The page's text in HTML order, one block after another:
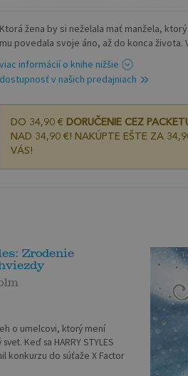
Ktorá žena by si neželala mať manžela,
mu povedala svoje áno, až do konca života.
viac informácií o knihe nižšie
dostupnosť v našich predajniach
DO 34,90 € DORUČENIE CEZ
NAD 34,90 €! NAKÚPTE EŠTE ZA
VÁS!
Zrodenie
o umelcovi, ktorý mení
Keď sa HARRY STYLES
konkurzu do súťaže X Factor